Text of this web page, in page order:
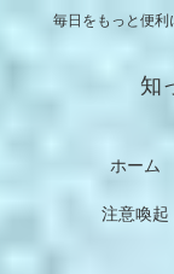
毎日をもっと便利
知
ホーム
注意喚起